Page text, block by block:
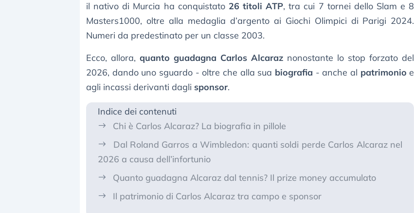
il nativo di Murcia ha conquistato 26 titoli ATP, tra cui 7 tornei dello Slam e 8
Masters1000, oltre alla medaglia d’argento ai Giochi Olimpici di Parigi 2024.
Numeri da predestinato per un classe 2003.
Ecco, allora,quanto guadagna Carlos Alcaraz nonostante lo stop forzato del
2026, dando uno sguardo - oltre che alla sua biografia - anche al patrimonio e
agli incassi derivanti dagli sponsor.
Indice dei contenuti
Chi è Carlos Alcaraz? La biografia in pillole
Dal Roland Garros a Wimbledon: quanti soldi perde Carlos Alcaraz nel
2026 a causa dell’infortunio
Quanto guadagna Alcaraz dal tennis? Il prize money accumulato
Il patrimonio di Carlos Alcaraz tra campo e sponsor